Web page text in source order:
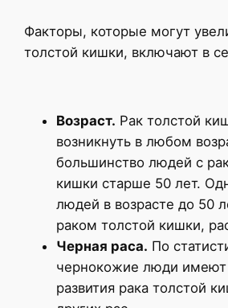
Факторы, которые могут
толстой кишки, включают в
Возраст. Рак толстой
возникнуть в любом
большинство людей с
кишки старше 50 лет.
людей в возрасте до 50
раком толстой кишки,
Черная раса. По
чернокожие люди
развития рака толстой